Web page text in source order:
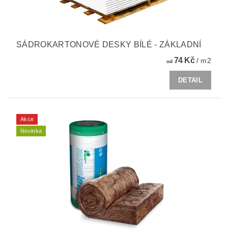
SÁDROKARTONOVÉ DESKY BÍLÉ - ZÁKLADNÍ
od74 Kč/ m2
DETAIL
Akce
Novinka